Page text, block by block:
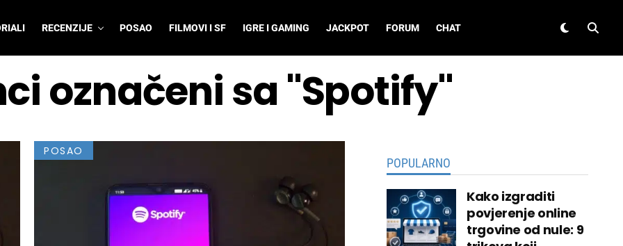
RECENZIJE POSAO FILMOVI I SF IGRE I GAMING JACKPOT FORUM CHAT
označeni sa "Spotify"
POSAO
POPULARNO
Kako izgraditi
povjerenje online
trgovine od nule: 9